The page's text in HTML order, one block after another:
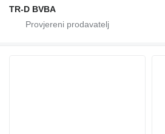
TR-D BVBA